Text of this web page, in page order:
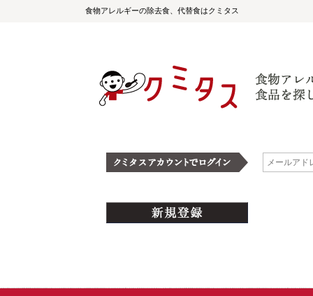
食物アレルギーの除去食、代替食はクミタス